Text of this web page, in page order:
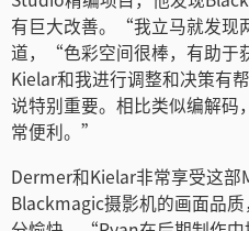
有巨大改善。“我立马就发现
道，“色彩空间很棒，有助于
Kielar和我进行调整和决策有
说特别重要。相比类似编解码
常便利。”
Dermer和Kielar非常享受这部
Blackmagic摄影机的画面品